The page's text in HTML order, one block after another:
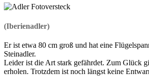
(Iberienadler)
Er ist etwa 80 cm groß und hat eine
Steinadler.
Leider ist die Art stark gefährdet. Zum Glück
erholen. Trotzdem ist noch längst keine